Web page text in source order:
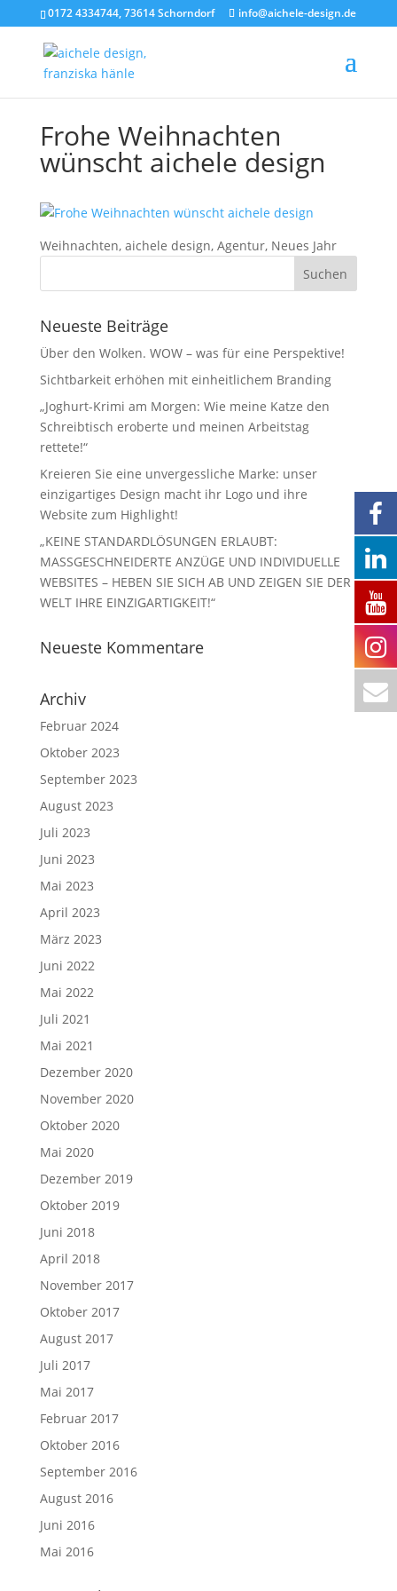
0172 4334744, 73614 Schorndorf info@aichele-design.de
Frohe Weihnachten
wünscht aichele design
Weihnachten, aichele design, Agentur, Neues Jahr
Neueste Beiträge
Über den Wolken. WOW – was für eine Perspektive!
Sichtbarkeit erhöhen mit einheitlichem Branding
„Joghurt-Krimi am Morgen: Wie meine Katze den
Schreibtisch eroberte und meinen Arbeitstag
rettete!“
Kreieren Sie eine unvergessliche Marke: unser
einzigartiges Design macht ihr Logo und ihre
Website zum Highlight!
„KEINE STANDARDLÖSUNGEN ERLAUBT:
MASSGESCHNEIDERTE ANZÜGE UND INDIVIDUELLE
WEBSITES – HEBEN SIE SICH AB UND ZEIGEN SIE DER
WELT IHRE EINZIGARTIGKEIT!“
Neueste Kommentare
Archiv
Februar 2024
Oktober 2023
September 2023
August 2023
Juli 2023
Juni 2023
Mai 2023
April 2023
März 2023
Juni 2022
Mai 2022
Juli 2021
Mai 2021
Dezember 2020
November 2020
Oktober 2020
Mai 2020
Dezember 2019
Oktober 2019
Juni 2018
April 2018
November 2017
Oktober 2017
August 2017
Juli 2017
Mai 2017
Februar 2017
Oktober 2016
September 2016
August 2016
Juni 2016
Mai 2016